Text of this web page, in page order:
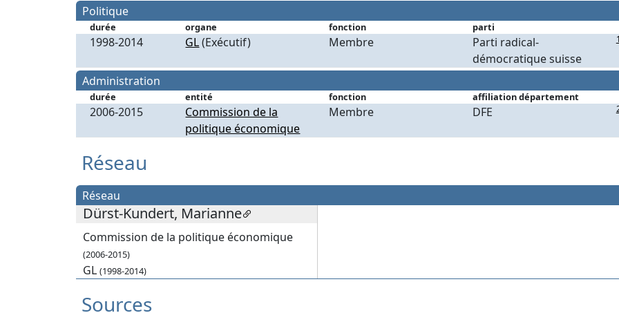
Politique
durée organe fonction parti
1998-2014 GL(Exécutif) Membre
Parti radical-
démocratique suisse
Administration
durée entité fonction affiliation département
2006-2015
Commission de la
politique économique
Membre DFE
Réseau
Réseau
Dürst-Kundert, Marianne
Commission de la politique économique
(2006-2015)
GL (1998-2014)
Sources